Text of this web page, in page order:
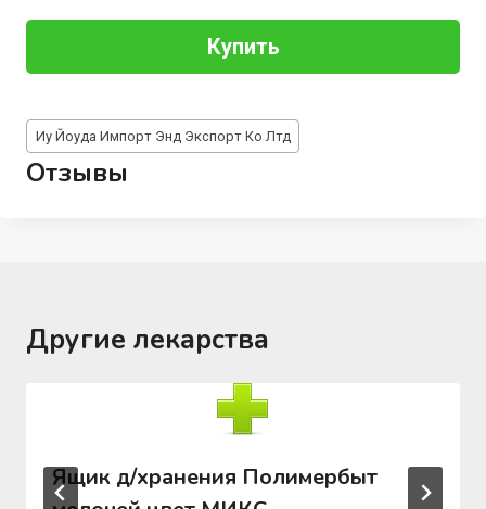
Купить
Метки
записи:
Иу Йоуда Импорт Энд Экспорт Ко Лтд
Отзывы
Другие лекарства
Ящик д/хранения Полимербыт